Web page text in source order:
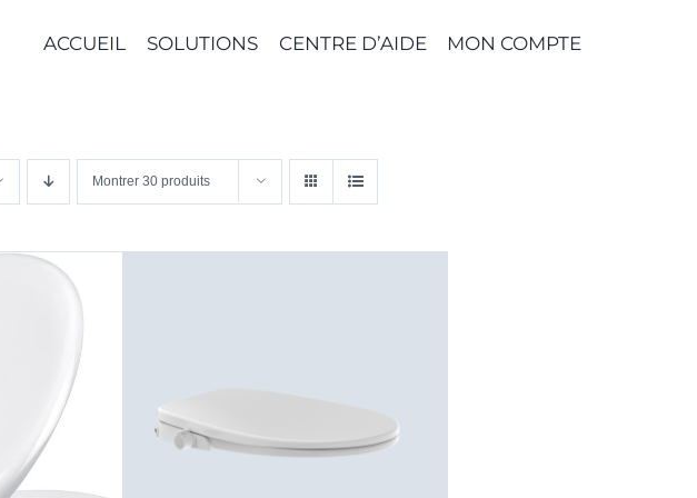
ACCUEIL SOLUTIONS CENTRE D’AIDE MON COMPTE
Montrer 30 produits